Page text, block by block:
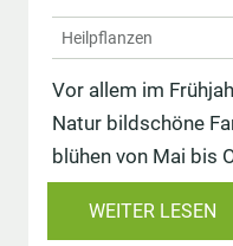
Heilpflanzen
Vor allem im
Natur bildschöne
blühen von Mai bis
WEITER LESEN